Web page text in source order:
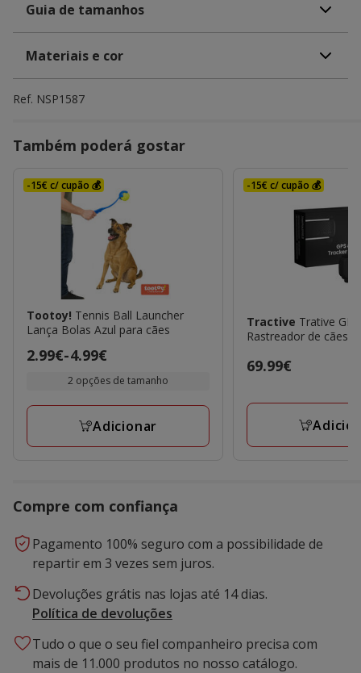
Guia de tamanhos
Materiais e cor
Ref. NSP1587
Também poderá gostar
-15€ c/ cupão 💰
Tootoy! Tennis Ball Launcher
Lança Bolas Azul para cães
Preço
a
2.99€-4.99€
2 opções de tamanho
Adicionar
-15€ c/ cupão 💰
Tractive Trative
Rastreador de cães
Preço
69.99€
Compre com confiança
Pagamento 100% seguro com a possibilidade de
repartir em 3 vezes sem juros.
Devoluções grátis nas lojas até 14 dias.
Política de devoluções
Tudo o que o seu fiel companheiro precisa com
mais de 11.000 produtos no nosso catálogo.